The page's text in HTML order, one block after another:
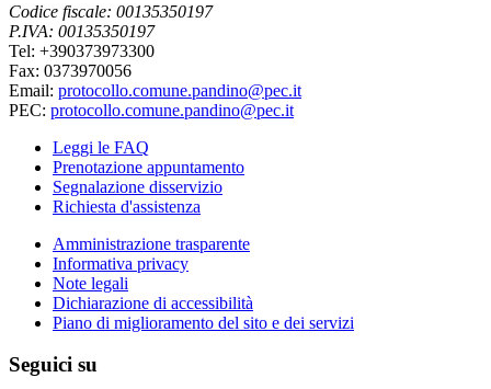
Codice fiscale: 00135350197
P.IVA: 00135350197
Tel: +390373973300
Fax: 0373970056
Email: protocollo.comune.pandino@pec.it
PEC: protocollo.comune.pandino@pec.it
Leggi le FAQ
Prenotazione appuntamento
Segnalazione disservizio
Richiesta d'assistenza
Amministrazione trasparente
Informativa privacy
Note legali
Dichiarazione di accessibilità
Piano di miglioramento del sito e dei servizi
Seguici su